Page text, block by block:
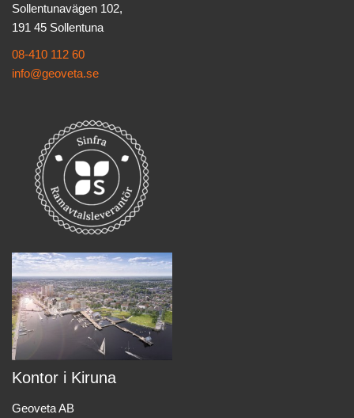
Sollentunavägen 102,
191 45 Sollentuna
08-410 112 60
info@geoveta.se
Kontor i Kiruna
Geoveta AB